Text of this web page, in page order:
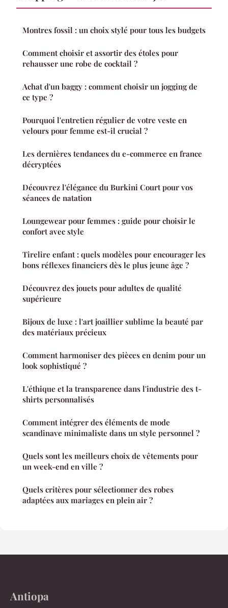
Montres fossil : un choix stylé pour tous les budgets
Comment choisir et assortir des étoles pour
rehausser une robe de cocktail ?
Achat d'un baggy : comment choisir un jogging de
ce type ?
Pourquoi l'entretien régulier de votre veste en
velours pour femme est-il crucial ?
Les dernières tendances du e-commerce en france
décryptées
Découvrez l'élégance du Burkini Court pour vos
séances de natation
Loungewear pour femmes : guide pour choisir le
confort avec style
Tirelire enfant : quels modèles pour encourager les
bons réflexes financiers dès le plus jeune âge ?
Découvrez des jouets pour adultes de qualité
supérieure
Bijoux de luxe : l'art joaillier sublime la beauté par
des matériaux précieux
Comment harmoniser des pièces en denim pour un
look sophistiqué ?
L'éthique et la transparence dans l'industrie des t-
shirts personnalisés
Comment intégrer des éléments de mode
scandinave minimaliste dans un style personnel ?
Quels sont les meilleurs choix de vêtements pour
un week-end en ville ?
Quels critères pour sélectionner des robes
adaptées aux mariages en plein air ?
Antiopa